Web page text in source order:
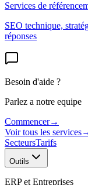
Services de
SEO technique,
réponses
Besoin d'aide ?
Parlez a notre equipe
Commencer→
Voir tous les services
SecteursTarifs
Outils
ERP et Entreprises